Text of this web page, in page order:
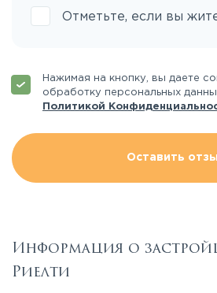
Отметьте, если вы
Нажимая на кнопку, вы даете
обработку персональных
Политикой
Оставить
Информация о
Риелти